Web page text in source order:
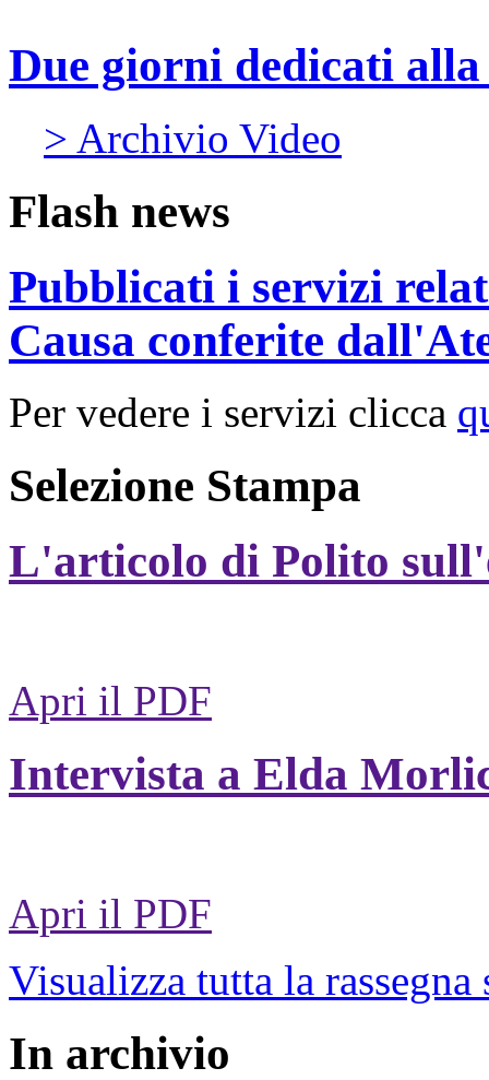
Due giorni dedicati
> Archivio Video
Flash news
Pubblicati i servizi
Causa conferite
Per vedere i servizi clicca
Selezione Stampa
L'articolo di Polito
Apri il PDF
Intervista a Elda
Apri il PDF
Visualizza tutta la rassegna
In archivio